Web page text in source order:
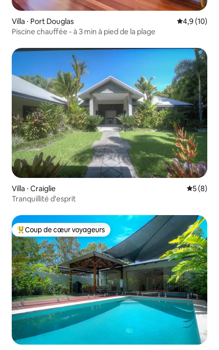
Villa ⋅ Port Douglas Évaluation
4,9 (10)
Piscine chauffée - à 3 min à pied de la plage
Villa ⋅ Craiglie
5 (8)
Tranquillité d'esprit
Coups de cœur voyageurs les plus appréciés
Coup de cœur voyageurs